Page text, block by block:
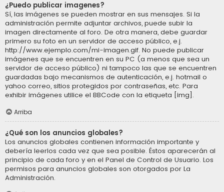
¿Puedo publicar imagenes?
Sí, las imágenes se pueden mostrar en sus mensajes. Si la
administración permite adjuntar archivos, puede subir la
imagen directamente al foro. De otra manera, debe guardar
primero su foto en un servidor de acceso público, e.j.
http://www.ejemplo.com/mi-imagen.gif. No puede publicar
imágenes que se encuentren en su PC (a menos que sea un
servidor de acceso público) ni tampoco las que se encuentren
guardadas bajo mecanismos de autenticación, e.j. hotmail o
yahoo correo, sitios protegidos por contraseñas, etc. Para
exhibir imágenes utilice el BBCode con la etiqueta [img].
Arriba
¿Qué son los anuncios globales?
Los anuncios globales contienen información importante y
debería leerlos cada vez que sea posible. Éstos aparecerán al
principio de cada foro y en el Panel de Control de Usuario. Los
permisos para anuncios globales son otorgados por La
Administración.